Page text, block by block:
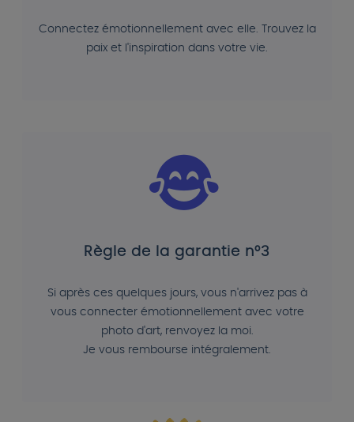
Connectez émotionnellement avec elle. Trouvez la
paix et l'inspiration dans votre vie.
Règle de la garantie n°3
Si après ces quelques jours, vous n'arrivez pas à
vous connecter émotionnellement avec votre
photo d'art, renvoyez la moi.
Je vous rembourse intégralement.